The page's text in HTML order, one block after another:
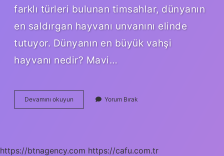
farklı türleri bulunan timsahlar, dünyanın
en saldırgan hayvanı unvanını elinde
tutuyor. Dünyanın en büyük vahşi
hayvanı nedir? Mavi…
Devamını okuyun
Hayvanların
Yorum Bırak
https://btnagency.com https://cafu.com.tr